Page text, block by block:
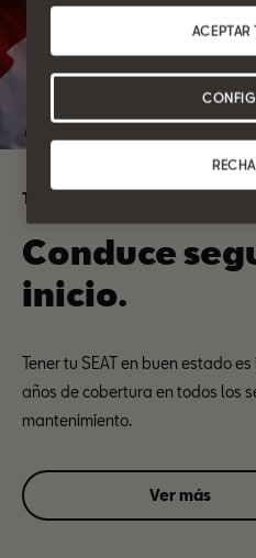
Tranquilidad SEAT
Conduce
inicio.
Tener tu SEAT en buen estado
años de cobertura en todos los
mantenimiento.
Ver más
ACEPTAR